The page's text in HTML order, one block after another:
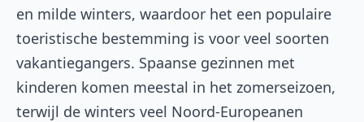
en milde winters, waardoor het een populaire
toeristische bestemming is voor veel soorten
vakantiegangers. Spaanse gezinnen met
kinderen komen meestal in het zomerseizoen,
terwijl de winters veel Noord-Europeanen